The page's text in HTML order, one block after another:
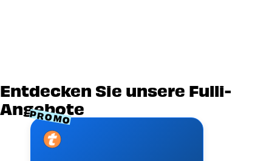
Entdecken Sie unsere Fulli-
Angebote
PROMO
Image